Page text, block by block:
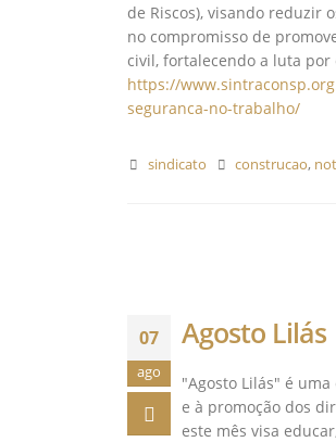
de Riscos), visando reduzir
no compromisso de
civil, fortalecendo a luta por
https://
seguranca-no-trabalho/
sindicato construcao,
07
ago
Agosto Lilás
"Agosto Lilás" é
e à promoção dos
este mês visa